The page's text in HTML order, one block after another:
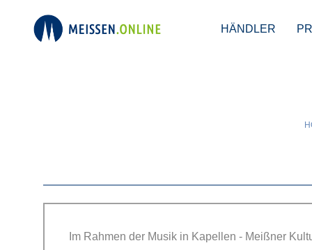
HÄNDLER
Im Rahmen der Musik in Kapellen - Meißner